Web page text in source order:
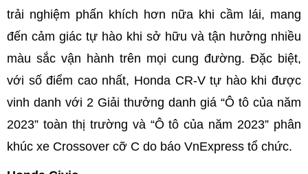
trải nghiệm phấn khích hơn nữa khi cầm lái, mang
đến cảm giác tự hào khi sở hữu và tận hưởng nhiều
màu sắc vận hành trên mọi cung đường. Đặc biệt,
với số điểm cao nhất, Honda CR-V tự hào khi được
vinh danh với 2 Giải thưởng danh giá “Ô tô của năm
2023” toàn thị trường và “Ô tô của năm 2023” phân
khúc xe Crossover cỡ C do báo VnExpress tổ chức.